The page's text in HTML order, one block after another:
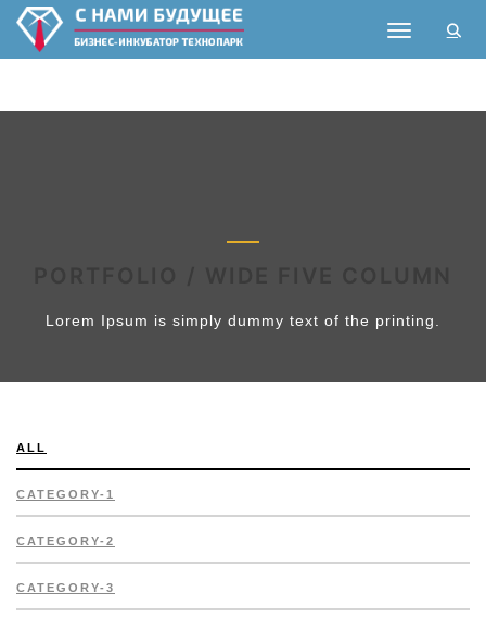
Toggle
Lorem Ipsum is simply dummy text of the printing.
ALL
CATEGORY-1
CATEGORY-2
CATEGORY-3